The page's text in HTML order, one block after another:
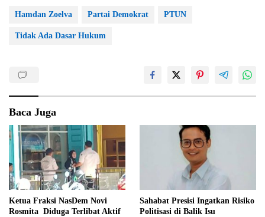
Hamdan Zoelva Partai Demokrat PTUN
Tidak Ada Dasar Hukum
Baca Juga
Ketua Fraksi NasDem Novi
Rosmita Diduga Terlibat Aktif
Sahabat Presisi Ingatkan Risiko
Politisasi di Balik Isu